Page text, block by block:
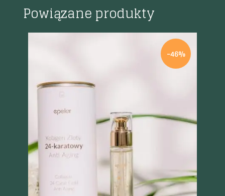
Powiązane produkty
-46%
Szybki podgląd